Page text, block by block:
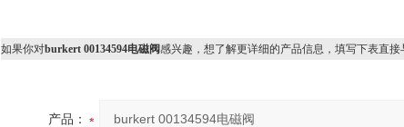
如果你对burkert 00134594电磁阀感兴趣，想了解更详细的产品信息，填写下表直接
产品：